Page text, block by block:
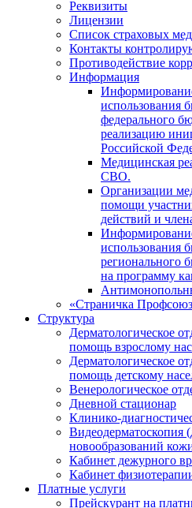
Реквизиты
Лицензии
Список страховых
Контакты
Противодействие
Информация
использования
федерального
реализацию
Российской
Медицинская
СВО.
Организации
помощи
действий и
использования
регионального
на программу
«Страничка
Структура
Дерматологическое
помощь взрослому
Дерматологическое
помощь детскому
Венерологическое
Дневной стационар
Клинико-
Видеодерматоскопия
новообразований
Кабинет дежурного
Кабинет
Платные услуги
Прейскурант на